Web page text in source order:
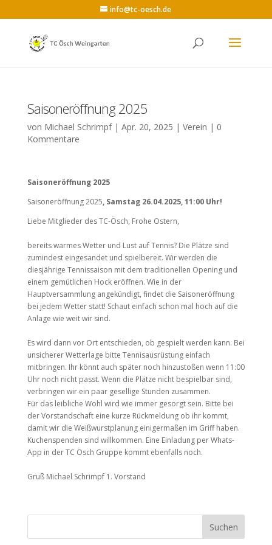
info@tc-oesch.de
Saisoneröffnung 2025
von Michael Schrimpf| Apr. 20, 2025 | Verein | 0
Kommentare
Saisoneröffnung 2025
Saisoneröffnung 2025, Samstag 26.04.2025, 11:00 Uhr!
Liebe Mitglieder des TC-Ösch, Frohe Ostern,
bereits warmes Wetter und Lust auf Tennis? Die Plätze sind
zumindest eingesandet und spielbereit. Wir werden die
diesjährige Tennissaison mit dem traditionellen Opening und
einem gemütlichen Hock eröffnen. Wie in der
Hauptversammlung angekündigt, findet die Saisoneröffnung
bei jedem Wetter statt! Schaut einfach schon mal hoch auf die
Anlage wie weit wir sind.
Es wird dann vor Ort entschieden, ob gespielt werden kann. Bei
unsicherer Wetterlage bitte Tennisausrüstung einfach
mitbringen. Ihr könnt auch später noch hinzustoßen wenn 11:00
Uhr noch nicht passt. Wenn die Plätze nicht bespielbar sind,
verbringen wir ein paar gesellige Stunden zusammen.
Für das leibliche Wohl wird wie immer gesorgt sein. Bitte bei
der Vorstandschaft eine kurze Rückmeldung ob ihr kommt,
damit wir die Weißwurstplanung einigermaßen im Griff haben.
Kuchenspenden sind willkommen. Eine Einladung per Whats-
App in der TC Ösch Gruppe kommt ebenfalls noch.
Gruß Michael Schrimpf 1. Vorstand